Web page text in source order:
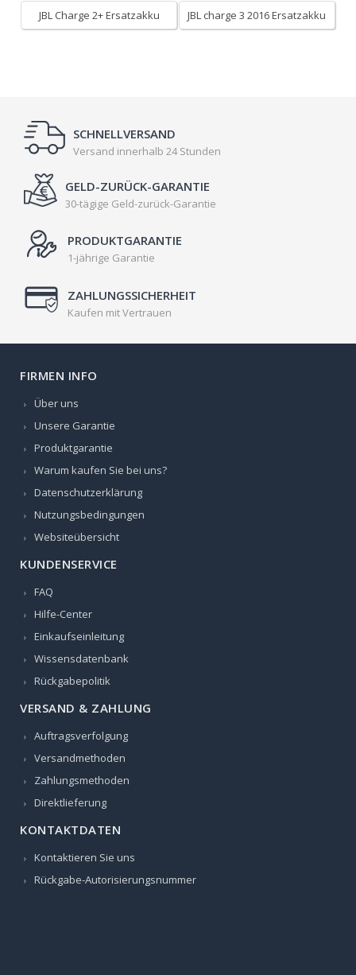
JBL Charge 2+ Ersatzakku JBL charge 3 2016 Ersatzakku
SCHNELLVERSAND
Versand innerhalb 24 Stunden
GELD-ZURÜCK-GARANTIE
30-tägige Geld-zurück-Garantie
PRODUKTGARANTIE
1-jährige Garantie
ZAHLUNGSSICHERHEIT
Kaufen mit Vertrauen
FIRMEN INFO
Über uns
Unsere Garantie
Produktgarantie
Warum kaufen Sie bei uns?
Datenschutzerklärung
Nutzungsbedingungen
Websiteübersicht
KUNDENSERVICE
FAQ
Hilfe-Center
Einkaufseinleitung
Wissensdatenbank
Rückgabepolitik
VERSAND & ZAHLUNG
Auftragsverfolgung
Versandmethoden
Zahlungsmethoden
Direktlieferung
KONTAKTDATEN
Kontaktieren Sie uns
Rückgabe-Autorisierungsnummer